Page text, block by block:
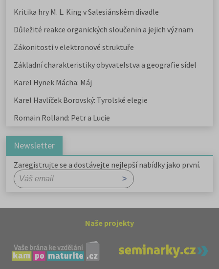
Kritika hry M. L. King v Salesiánském divadle
Důležité reakce organických sloučenin a jejich význam
Zákonitosti v elektronové struktuře
Základní charakteristiky obyvatelstva a geografie sídel
Karel Hynek Mácha: Máj
Karel Havlíček Borovský: Tyrolské elegie
Romain Rolland: Petr a Lucie
Newsletter
Zaregistrujte se a dostávejte nejlepší nabídky jako první.
Naše projekty